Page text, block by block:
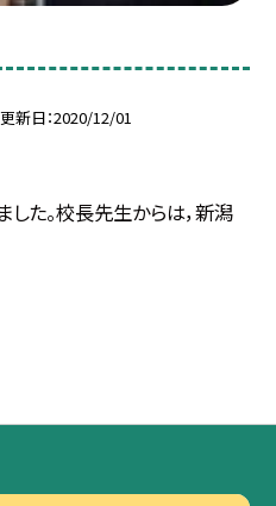
更新日 2020/12/01
した。校長先生からは，新潟